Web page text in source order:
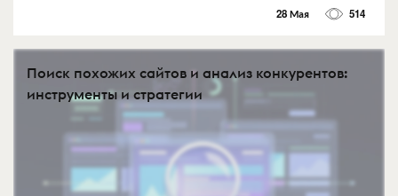
28 Мая 514
Поиск похожих сайтов и анализ конкурентов:
инструменты и стратегии